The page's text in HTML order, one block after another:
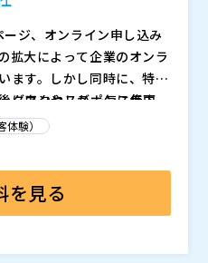
ジ、オンライン申し込み
拡大によって企業のオンラ
ます。しかし同時に、特定
にアクセスが一気に集中
かかる状況が常態化してい
業成長に直結する重要テー
ダウンやレスポンス低下
く、ユーザー体験の大幅な
がっています。顧客から見
」が何であれ不満は同じで
います。
境を提供する「仮想待合
解説します。従来のアクセ
、利用者の不満を最小限に
験）
を見る